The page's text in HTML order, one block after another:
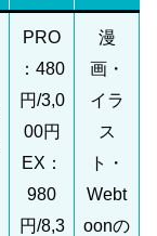
PRO
：480
円/3,0
00円
EX：
980
円/8,3
漫
画・
イラ
ス
ト・
Webt
oonの